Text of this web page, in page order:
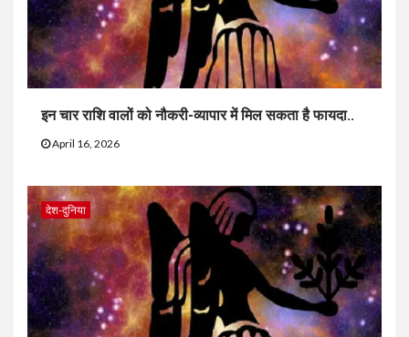
इन चार राशि वालों को नौकरी-व्यापार में मिल सकता है फायदा..
April 16, 2026
देश-दुनिया